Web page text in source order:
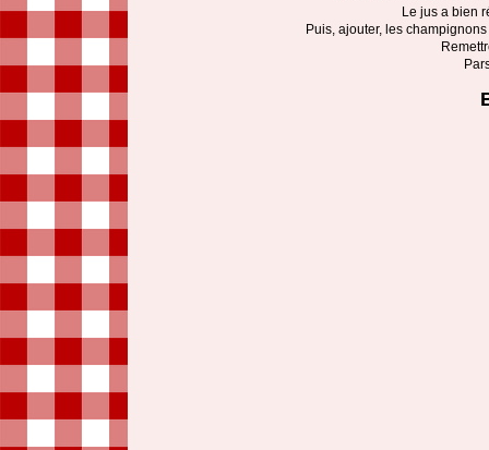
Le jus a bien
Puis, ajouter, les